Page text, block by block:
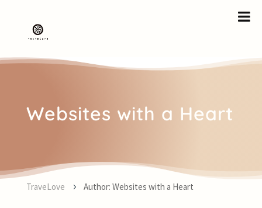
Websites with a Heart
TraveLove 5 Author: Websites with a Heart